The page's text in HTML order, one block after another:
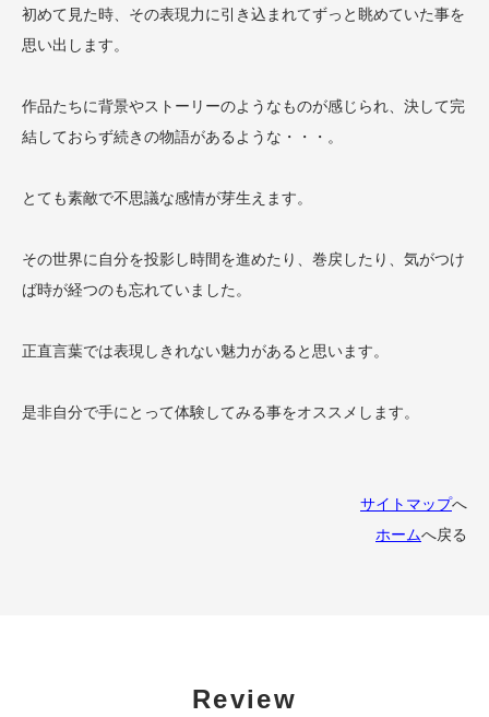
初めて見た時、その表現力に引き込まれてずっと眺めていた事を
思い出します。
作品たちに背景やストーリーのようなものが感じられ、決して完
結しておらず続きの物語があるような・・・。
とても素敵で不思議な感情が芽生えます。
その世界に自分を投影し時間を進めたり、巻戻したり、気がつけ
ば時が経つのも忘れていました。
正直言葉では表現しきれない魅力があると思います。
是非自分で手にとって体験してみる事をオススメします。
サイトマップへ
ホームへ戻る
Review